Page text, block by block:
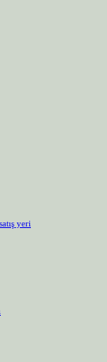
yeri